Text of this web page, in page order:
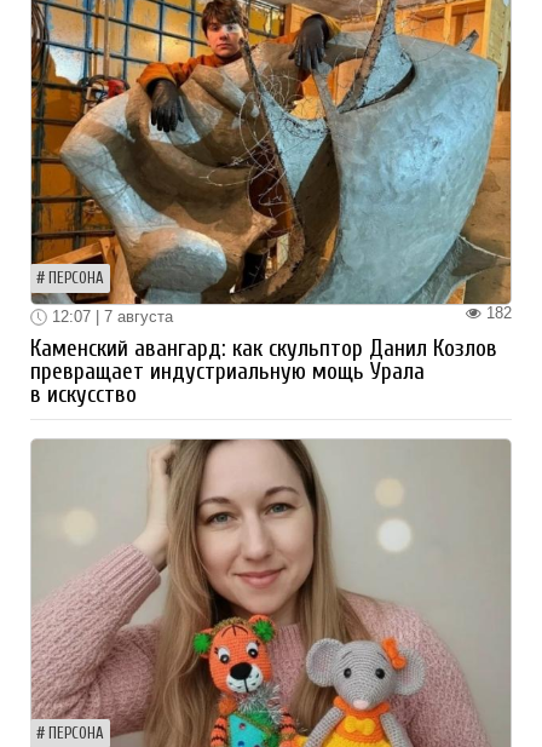
ПЕРСОНА
182
12:07 | 7 августа
Каменский авангард: как скульптор Данил Козлов
превращает индустриальную мощь Урала
в искусство
ПЕРСОНА